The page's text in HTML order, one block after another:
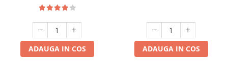
ADAUGA IN COS ADAUGA IN COS